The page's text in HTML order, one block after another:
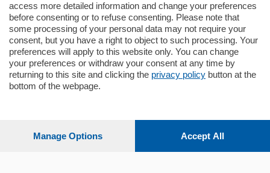
Sezioni
Territorio
access more detailed information and change your preferences
before consenting or to refuse consenting. Please note that
some processing of your personal data may not require your
consent, but you have a right to object to such processing. Your
preferences will apply to this website only. You can change
your preferences or withdraw your consent at any time by
returning to this site and clicking the privacy policy button at the
bottom of the webpage.
Manage Options Accept All